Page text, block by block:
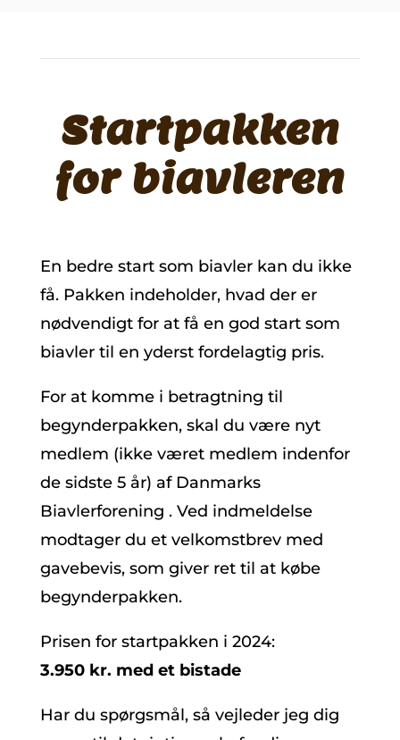
Startpakken
for biavleren
En bedre start som biavler kan du ikke
få. Pakken indeholder, hvad der er
nødvendigt for at få en god start som
biavler til en yderst fordelagtig pris.
For at komme i betragtning til
begynderpakken, skal du være nyt
medlem (ikke været medlem indenfor
de sidste 5 år) af Danmarks
Biavlerforening . Ved indmeldelse
modtager du et velkomstbrev med
gavebevis, som giver ret til at købe
begynderpakken.
Prisen for startpakken i 2024:
3.950 kr. med et bistade
Har du spørgsmål, så vejleder jeg dig